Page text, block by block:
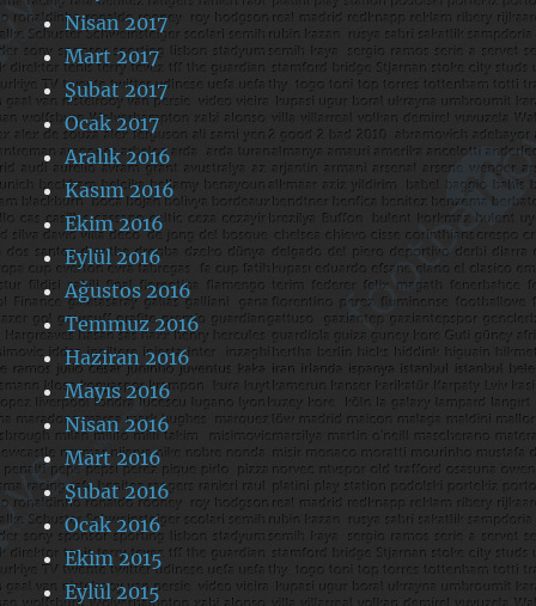
Nisan 2017
Mart 2017
Şubat 2017
Ocak 2017
Aralık 2016
Kasım 2016
Ekim 2016
Eylül 2016
Ağustos 2016
Temmuz 2016
Haziran 2016
Mayıs 2016
Nisan 2016
Mart 2016
Şubat 2016
Ocak 2016
Ekim 2015
Eylül 2015